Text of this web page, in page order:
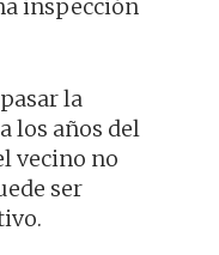
inspección
la
los años del
vecino no
ser